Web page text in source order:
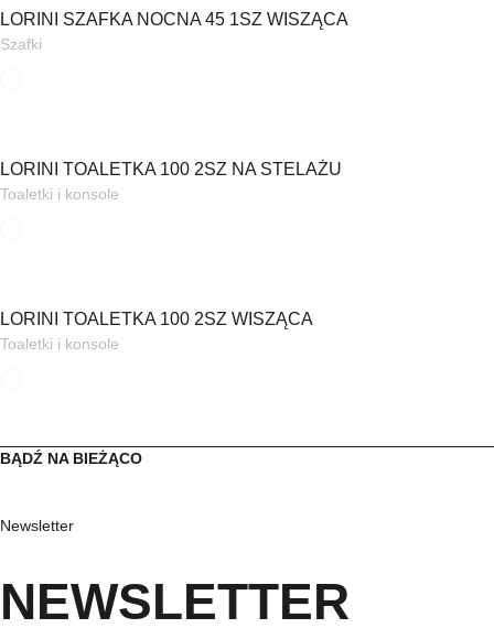
LORINI SZAFKA NOCNA 45 1SZ WISZĄCA
Szafki
LORINI TOALETKA 100 2SZ NA STELAŻU
Toaletki i konsole
LORINI TOALETKA 100 2SZ WISZĄCA
Toaletki i konsole
BĄDŹ NA BIEŻĄCO
Newsletter
NEWSLETTER